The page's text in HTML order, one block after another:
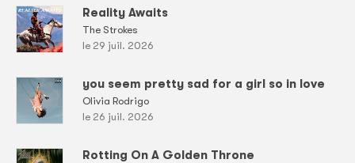
Reality Awaits
The Strokes
le 29 juil. 2026
you seem pretty sad for a girl so in love
Olivia Rodrigo
le 26 juil. 2026
Rotting On A Golden Throne